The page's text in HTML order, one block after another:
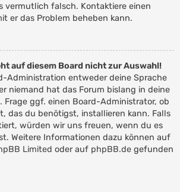
vermutlich falsch. Kontaktiere einen
er das Problem beheben kann.
auf diesem Board nicht zur Auswahl!
Administration entweder deine Sprache
niemand hat das Forum bislang in deine
Frage ggf. einen Board-Administrator, ob
das du benötigst, installieren kann. Falls
würden wir uns freuen, wenn du es
Weitere Informationen dazu können auf
Limited oder auf phpBB.de gefunden